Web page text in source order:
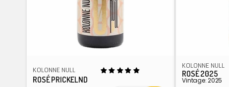
KOLONNE NULL
ROSÉ PRICKELND
KOLONNE NULL
ROSÉ 2025
Vintage: 2025